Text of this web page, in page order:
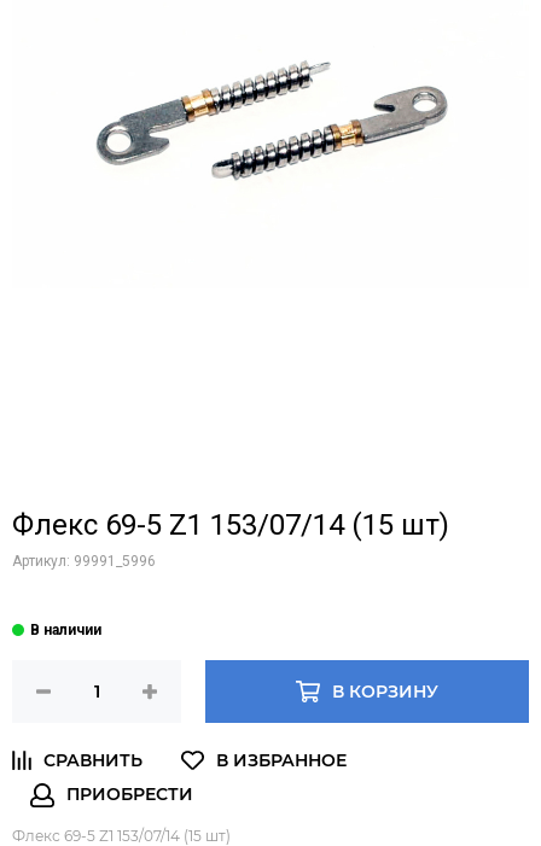
Флекс 69-5 Z1 153/07/14 (15 шт)
Артикул: 99991_5996
В КОРЗИНУ
Флекс 69-5 Z1 153/07/14 (15 шт)